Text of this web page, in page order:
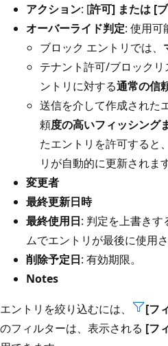
アクション: [許可] または [
オーバーライド判定: 使用可
ブロック エントリでは、
テナント許可/ブロック
ントリに対する通常の信
送信を介して作成された
頼度の高いフィッシング
たエントリを許可すると
リが自動的に更新されます
変更者
最終更新日時
最終使用日: 判定を上書き
ムでエントリが最後に使用さ
削除予定日: 有効期限。
Notes
エントリを絞り込むには、
[フ
のフィルターは、表示される [フ